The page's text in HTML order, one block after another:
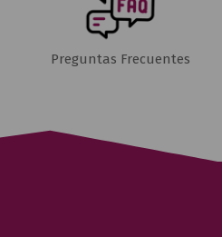
Preguntas Frecuentes